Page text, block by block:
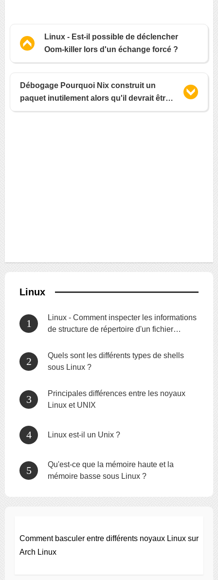
Linux - Est-il possible de déclencher
Oom-killer lors d'un échange forcé ?
Débogage Pourquoi Nix construit un
paquet inutilement alors qu'il devrait être
dans le cache binaire de Nixpkgs ?
Linux
Linux - Comment inspecter les informations
de structure de répertoire d'un fichier
Quels sont les différents types de shells
sous Linux ?
Principales différences entre les noyaux
Linux et UNIX
Linux est-il un Unix ?
Qu'est-ce que la mémoire haute et la
mémoire basse sous Linux ?
Comment basculer entre différents noyaux Linux sur
Arch Linux